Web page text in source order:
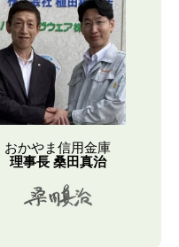
おかやま信用金庫
理事長 桑田真治